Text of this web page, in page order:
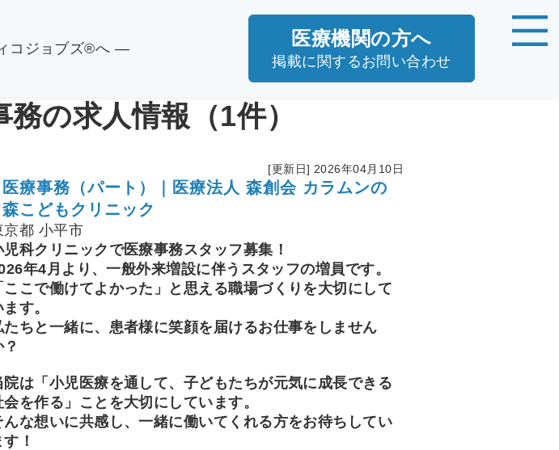
コジョブズ®へ ― 医療機関の方へ
掲載に関するお問い合わせ
の求人情報（1件）
[更新日] 2026年04月10日
医療事務（パート）｜医療法人 森創会 カラムンの
森こどもクリニック
京都 小平市
児科クリニックで医療事務スタッフ募集！
年4月より、一般外来増設に伴うスタッフの増員です。
ここで働けてよかった」と思える職場づくりを大切にして
ます。
たちと一緒に、患者様に笑顔を届けるお仕事をしません
院は「小児医療を通して、子どもたちが元気に成長できる
会を作る」ことを大切にしています。
んな想いに共感し、一緒に働いてくれる方をお待ちしてい
す！